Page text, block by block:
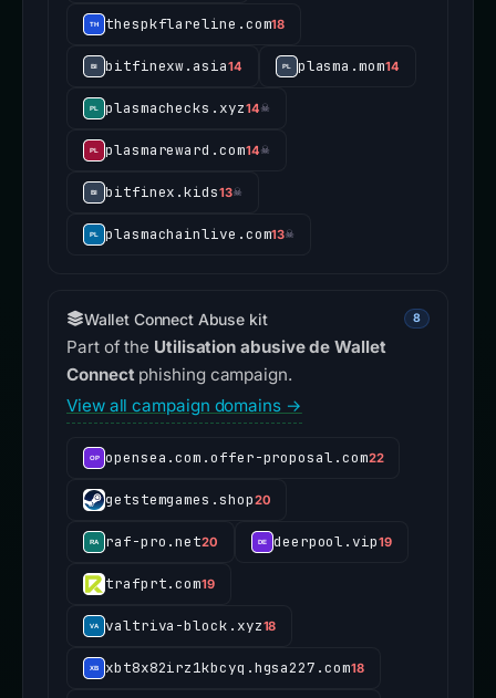
thespkflareline.com18
bitfinexw.asia14 plasma.mom14
plasmachecks.xyz14☠
plasmareward.com14☠
bitfinex.kids13☠
plasmachainlive.com13☠
Wallet Connect Abuse kit 8
Part of the Utilisation abusive de Wallet
Connectphishing campaign.
View all campaign domains →
opensea.com.offer-proposal.com22
getstemgames.shop20
raf-pro.net20 deerpool.vip19
trafprt.com19
valtriva-block.xyz18
xbt8x82irz1kbcyq.hgsa227.com18